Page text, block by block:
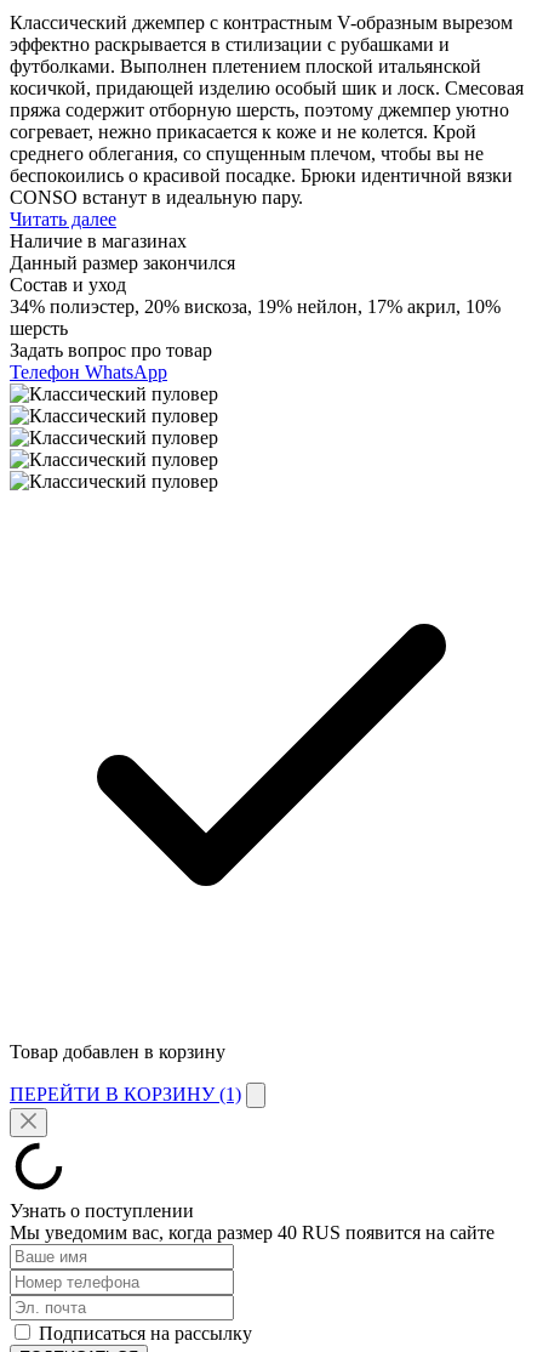
Классический джемпер с контрастным V-образным вырезом
эффектно раскрывается в стилизации с рубашками и
футболками. Выполнен плетением плоской итальянской
косичкой, придающей изделию особый шик и лоск. Смесовая
пряжа содержит отборную шерсть, поэтому джемпер уютно
согревает, нежно прикасается к коже и не колется. Крой
среднего облегания, со спущенным плечом, чтобы вы не
беспокоились о красивой посадке. Брюки идентичной вязки
CONSO встанут в идеальную пару.
Читать далее
Наличие в магазинах
Данный размер закончился
Состав и уход
34% полиэстер, 20% вискоза, 19% нейлон, 17% акрил, 10%
шерсть
Задать вопрос про товар
Телефон WhatsApp
Товар добавлен в корзину
ПЕРЕЙТИ В КОРЗИНУ (1)
Узнать о поступлении
Мы уведомим вас, когда размер 40 RUS появится на сайте
Подписаться на рассылку